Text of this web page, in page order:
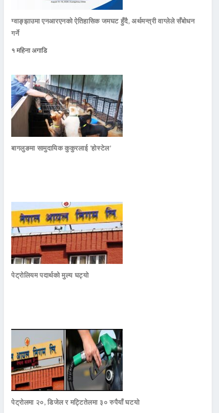
ग्वाङ्झाउमा एनआरएनको ऐतिहासिक जमघट हुँदै, अर्थमन्त्री वाग्लेले सँबोधन
गर्ने
१ महिना अगाडि
बागलुङमा सामुदायिक कुकुरलाई ‘होस्टेल’
पेट्रोलियम पदार्थको मुल्य घट्यो
पेट्रोलमा २०, डिजेल र मट्टितेलमा ३० रुपैयाँ घटयो